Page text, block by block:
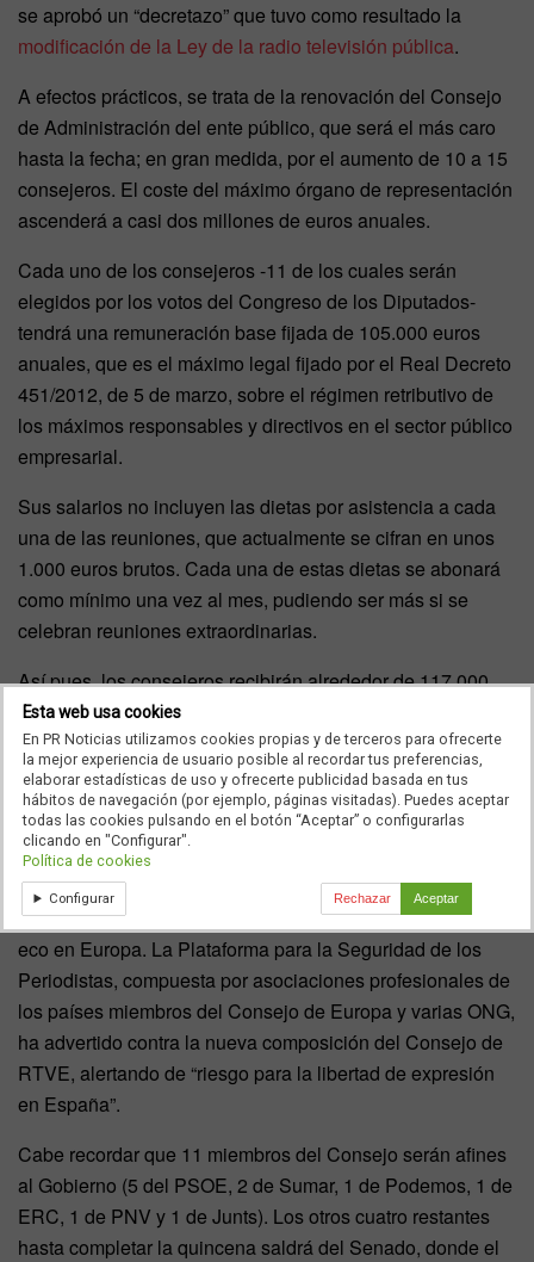
se aprobó un “decretazo” que tuvo como resultado la
modificación de la Ley de la radio televisión pública.
A efectos prácticos, se trata de la renovación del Consejo
de Administración del ente público, que será el más caro
hasta la fecha; en gran medida, por el aumento de 10 a 15
consejeros. El coste del máximo órgano de representación
ascenderá a casi dos millones de euros anuales.
Cada uno de los consejeros -11 de los cuales serán
elegidos por los votos del Congreso de los Diputados-
tendrá una remuneración base fijada de 105.000 euros
anuales, que es el máximo legal fijado por el Real Decreto
451/2012, de 5 de marzo, sobre el régimen retributivo de
los máximos responsables y directivos en el sector público
empresarial.
Sus salarios no incluyen las dietas por asistencia a cada
una de las reuniones, que actualmente se cifran en unos
1.000 euros brutos. Cada una de estas dietas se abonará
como mínimo una vez al mes, pudiendo ser más si se
celebran reuniones extraordinarias.
Así pues, los consejeros recibirán alrededor de 117.000
euros anuales, lo que supone un coste de 1,75 millones de
euros de fondos públicos que irán a parar directamente al
bolsillo de la cúpula directiva de RTVE que, salvo
sorpresa, presidiráJosé Pablo López.
Europa advierte al Gobierno
El asalto a RTVE perpetrado desde Moncloa ha tenido su
eco en Europa. La Plataforma para la Seguridad de los
Periodistas, compuesta por asociaciones profesionales de
los países miembros del Consejo de Europa y varias ONG,
ha advertido contra la nueva composición del Consejo de
RTVE, alertando de “riesgo para la libertad de expresión
en España”.
Cabe recordar que 11 miembros del Consejo serán afines
al Gobierno (5 del PSOE, 2 de Sumar, 1 de Podemos, 1 de
ERC, 1 de PNV y 1 de Junts). Los otros cuatro restantes
hasta completar la quincena saldrá del Senado, donde el
Esta web usa cookies
En PR Noticias utilizamos cookies propias y de terceros para ofrecerte
la mejor experiencia de usuario posible al recordar tus preferencias,
elaborar estadísticas de uso y ofrecerte publicidad basada en tus
hábitos de navegación (por ejemplo, páginas visitadas). Puedes aceptar
todas las cookies pulsando en el botón “Aceptar” o configurarlas
clicando en "Configurar".
Política de cookies
Configurar Rechazar Aceptar